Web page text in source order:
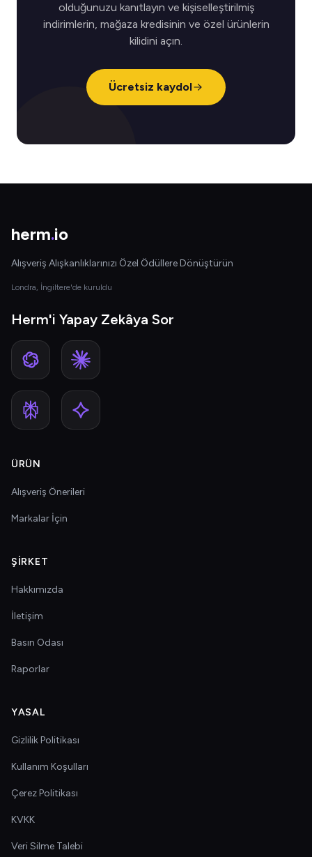
olduğunuzu kanıtlayın ve kişiselleştirilmiş
indirimlerin, mağaza kredisinin ve özel ürünlerin
kilidini açın.
Ücretsiz kaydol
herm.io
Alışveriş Alışkanlıklarınızı Özel Ödüllere Dönüştürün
Londra, İngiltere'de kuruldu
Herm'i Yapay Zekâya Sor
ÜRÜN
Alışveriş Önerileri
Markalar İçin
ŞIRKET
Hakkımızda
İletişim
Basın Odası
Raporlar
YASAL
Gizlilik Politikası
Kullanım Koşulları
Çerez Politikası
KVKK
Veri Silme Talebi